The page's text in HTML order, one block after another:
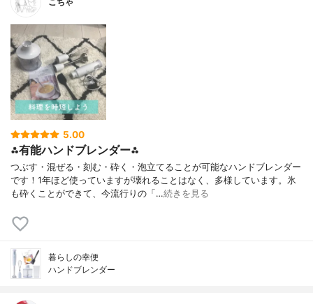
5.00
⁂有能ハンドブレンダー⁂
つぶす・混ぜる・刻む・砕く・泡立てることが可能なハンドブレンダー
です！1年ほど使っていますが壊れることはなく、多様しています。氷
も砕くことができて、今流行りの「…続きを見る
暮らしの幸便
ハンドブレンダー